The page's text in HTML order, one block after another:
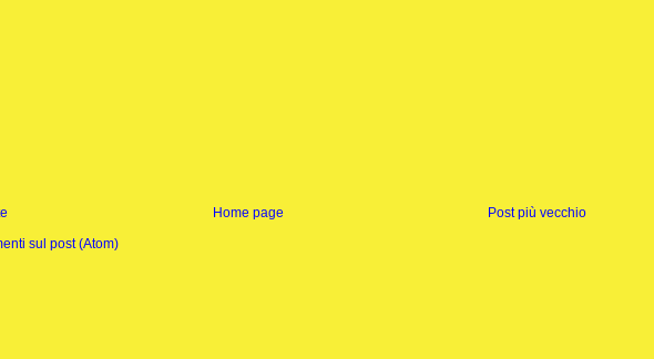
Post più vecchio
Home page
sul post (Atom)